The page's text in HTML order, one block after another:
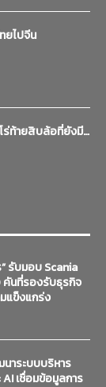
ยไปจีน
โร่ท้ายสิบล้อที่ยังมี…
รับมอบ Scania
คันที่รองรับธุรกิจ
แข็งแกร่ง
าระบบบริหาร
เชื่อมข้อมูลการ